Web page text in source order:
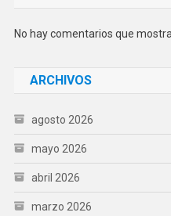
No hay comentarios que
ARCHIVOS
agosto 2026
mayo 2026
abril 2026
marzo 2026